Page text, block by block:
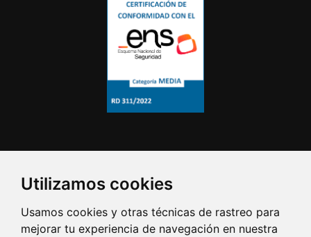
Utilizamos cookies
Usamos cookies y otras técnicas de rastreo para
mejorar tu experiencia de navegación en nuestra